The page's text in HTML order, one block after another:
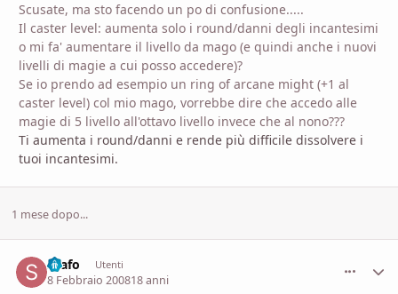
Scusate, ma sto facendo un po di confusione.....
Il caster level: aumenta solo i round/danni degli incantesimi
o mi fa' aumentare il livello da mago (e quindi anche i nuovi
livelli di magie a cui posso accedere)?
Se io prendo ad esempio un ring of arcane might (+1 al
caster level) col mio mago, vorrebbe dire che accedo alle
magie di 5 livello all'ottavo livello invece che al nono???
Ti aumenta i round/danni e rende più difficile dissolvere i
tuoi incantesimi.
1 mese dopo...
Scafo Utenti
8 Febbraio 200818 anni